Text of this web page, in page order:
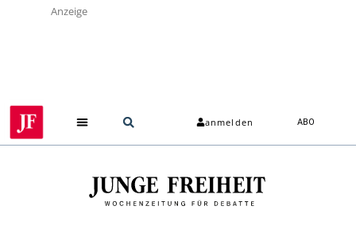
Anzeige
anmelden ABO